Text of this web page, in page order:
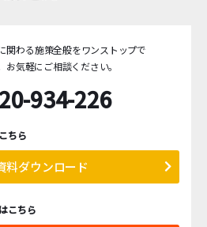
関わる施策全般をワンストップで
お気軽にご相談ください。
934-226
ちら
料ダウンロード
こちら